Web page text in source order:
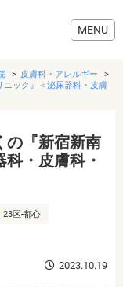
皮膚科・アレルギー
ニック』＜泌尿器科・皮膚
の『新宿新南
・皮膚科・
23区-都心
2023.10.19